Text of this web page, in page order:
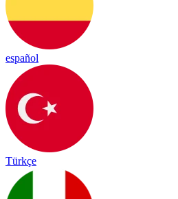
español
Türkçe